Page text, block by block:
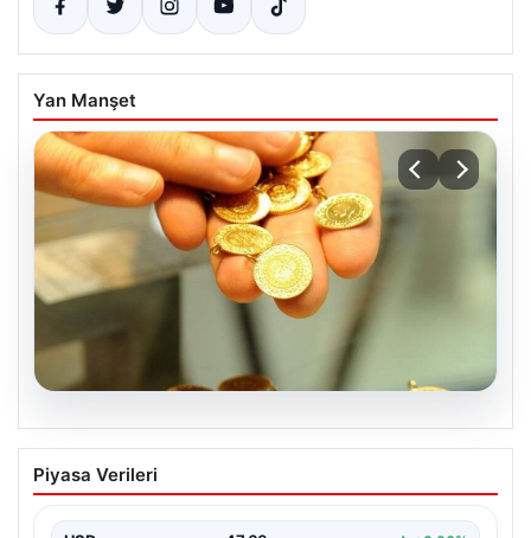
Yan Manşet
05.08.2026
Altın fiyatları canlı 2 Nisan 2026: Altın
fiyatları ne kadar oldu? Gram, çeyrek,
Piyasa Verileri